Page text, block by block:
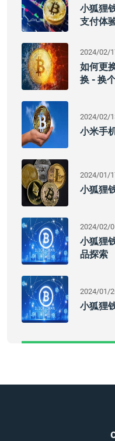
小狐狸
支付体
2024/02/
如何更
换 - 换
2024/02/
小米手
2024/01/
小狐狸
2024/02/
小狐狸
品探索
2024/01/
小狐狸